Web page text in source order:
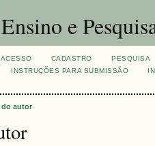
e
ACESSO CADASTRO
PESQUISA
INSTRUÇÕES PARA SUBMISSÃO
do autor